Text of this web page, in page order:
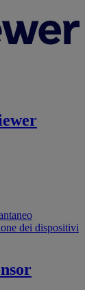
dei dispositivi